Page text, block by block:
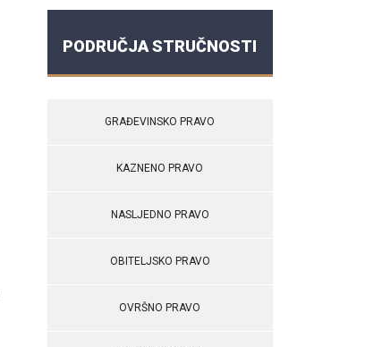
PODRUČJA STRUČNOSTI
GRAĐEVINSKO PRAVO
KAZNENO PRAVO
NASLJEDNO PRAVO
OBITELJSKO PRAVO
OVRŠNO PRAVO